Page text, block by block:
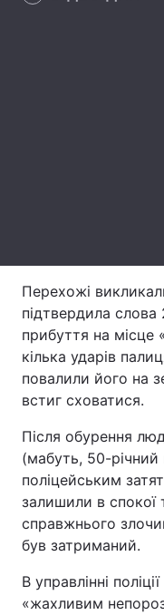
Контакти
Послуги
Тема оформлення
Перехожі
підтвердила слова
прибуття на місце
кілька ударів
повалили його на
встиг сховатися.
Після обурення
(мабуть, 50-річний
поліцейським
залишили в
справжнього
був затриманий.
В управлінні
«жахливим